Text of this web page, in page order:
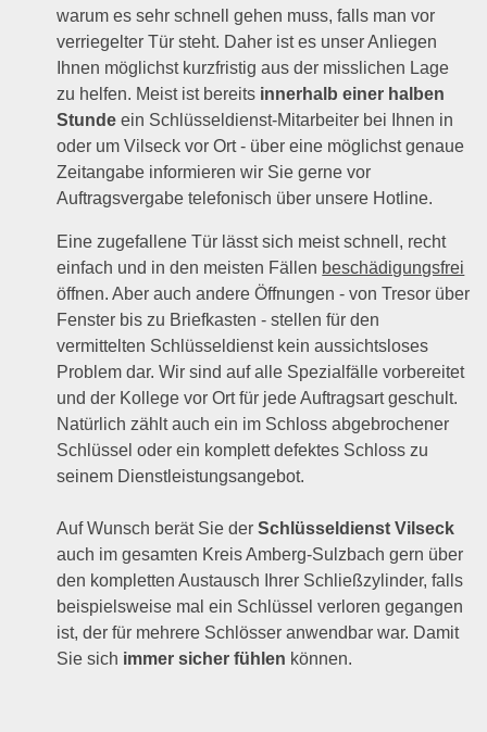
warum es sehr schnell gehen muss, falls man vor
verriegelter Tür steht. Daher ist es unser Anliegen
Ihnen möglichst kurzfristig aus der misslichen Lage
zu helfen. Meist ist bereits innerhalb einer halben
Stunde ein Schlüsseldienst-Mitarbeiter bei Ihnen in
oder um Vilseck vor Ort - über eine möglichst genaue
Zeitangabe informieren wir Sie gerne vor
Auftragsvergabe telefonisch über unsere Hotline.
Eine zugefallene Tür lässt sich meist schnell, recht
einfach und in den meisten Fällen beschädigungsfrei
öffnen. Aber auch andere Öffnungen - von Tresor über
Fenster bis zu Briefkasten - stellen für den
vermittelten Schlüsseldienst kein aussichtsloses
Problem dar. Wir sind auf alle Spezialfälle vorbereitet
und der Kollege vor Ort für jede Auftragsart geschult.
Natürlich zählt auch ein im Schloss abgebrochener
Schlüssel oder ein komplett defektes Schloss zu
seinem Dienstleistungsangebot.
Auf Wunsch berät Sie derSchlüsseldienst Vilseck
auch im gesamten Kreis Amberg-Sulzbach gern über
den kompletten Austausch Ihrer Schließzylinder, falls
beispielsweise mal ein Schlüssel verloren gegangen
ist, der für mehrere Schlösser anwendbar war. Damit
Sie sich immer sicher fühlen können.